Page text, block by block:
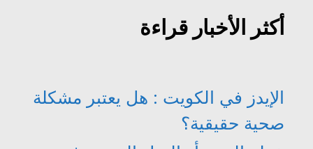
أكثر الأخبار قراءة
الإيدز في الكويت : هل يعتبر مشكلة
صحية حقيقية؟